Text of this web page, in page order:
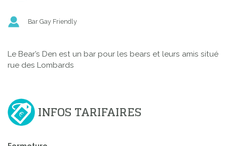
Bar Gay Friendly
Le Bear’s Den est un bar pour les bears et leurs amis situé
rue des Lombards
INFOS TARIFAIRES